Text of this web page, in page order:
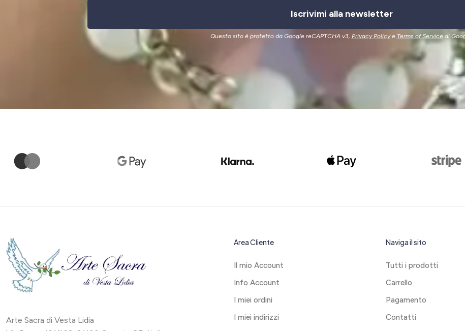
Iscrivimi alla newsletter
Questo sito è protetto da Google reCAPTCHA v3, Privacy Policye Terms of Servicedi
Arte Sacra di Vesta Lidia
Area Cliente
Il mio Account
Info Account
I miei ordini
I miei indirizzi
Naviga il sito
Tutti i prodotti
Carrello
Pagamento
Contatti